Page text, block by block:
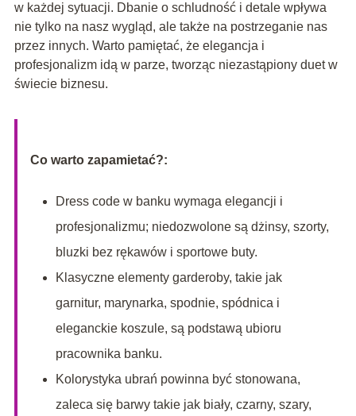
w każdej sytuacji. Dbanie o schludność i detale wpływa
nie tylko na nasz wygląd, ale także na postrzeganie nas
przez innych. Warto pamiętać, że elegancja i
profesjonalizm idą w parze, tworząc niezastąpiony duet w
świecie biznesu.
Co warto zapamietać?:
Dress code w banku wymaga elegancji i
profesjonalizmu; niedozwolone są dżinsy, szorty,
bluzki bez rękawów i sportowe buty.
Klasyczne elementy garderoby, takie jak
garnitur, marynarka, spodnie, spódnica i
eleganckie koszule, są podstawą ubioru
pracownika banku.
Kolorystyka ubrań powinna być stonowana,
zaleca się barwy takie jak biały, czarny, szary,